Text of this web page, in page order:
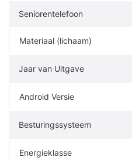
Seniorentelefoon
Materiaal (lichaam)
Jaar van Uitgave
Android Versie
Besturingssysteem
Energieklasse